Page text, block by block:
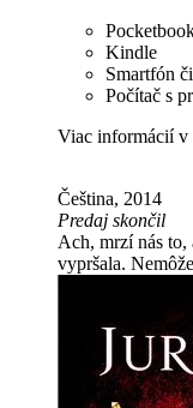
Kindle
Smartfón
Počítač s
Viac informácií v
Čeština, 2014
Predaj skončil
Ach, mrzí nás to,
vypršala.